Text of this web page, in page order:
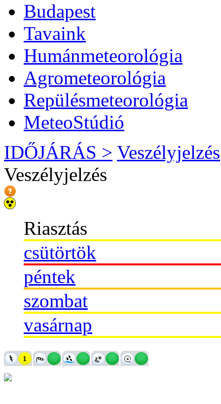
Budapest
Tavaink
Humánmeteorológia
Agrometeorológia
Repülésmeteorológia
MeteoStúdió
IDŐJÁRÁS > Veszélyjelzés
Veszélyjelzés
Riasztás
csütörtök
péntek
szombat
vasárnap